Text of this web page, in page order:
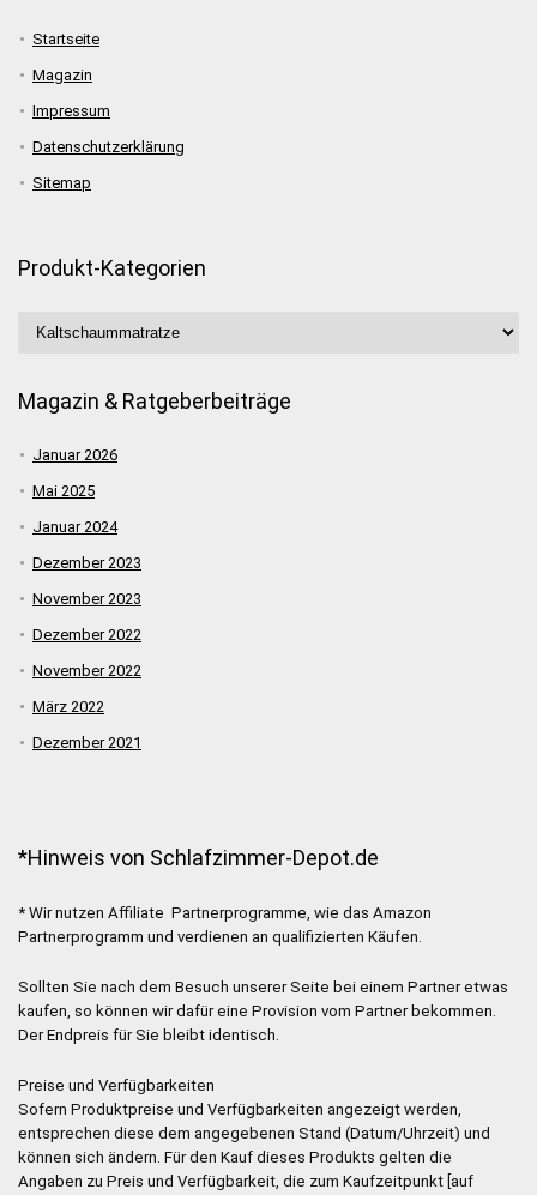
Startseite
Magazin
Impressum
Datenschutzerklärung
Sitemap
Produkt-Kategorien
Magazin & Ratgeberbeiträge
Januar 2026
Mai 2025
Januar 2024
Dezember 2023
November 2023
Dezember 2022
November 2022
März 2022
Dezember 2021
*Hinweis von Schlafzimmer-Depot.de
* Wir nutzen Affiliate Partnerprogramme, wie das Amazon
Partnerprogramm und verdienen an qualifizierten Käufen.
Sollten Sie nach dem Besuch unserer Seite bei einem Partner etwas
kaufen, so können wir dafür eine Provision vom Partner bekommen.
Der Endpreis für Sie bleibt identisch.
Preise und Verfügbarkeiten
Sofern Produktpreise und Verfügbarkeiten angezeigt werden,
entsprechen diese dem angegebenen Stand (Datum/Uhrzeit) und
können sich ändern. Für den Kauf dieses Produkts gelten die
Angaben zu Preis und Verfügbarkeit, die zum Kaufzeitpunkt [auf